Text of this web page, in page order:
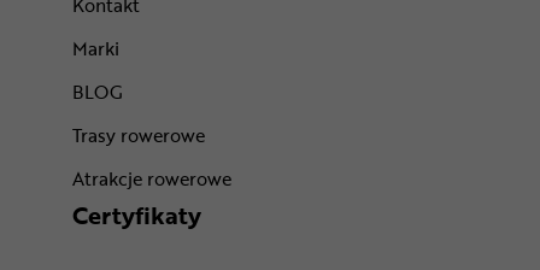
Marki
BLOG
Trasy rowerowe
Atrakcje rowerowe
Certyfikaty